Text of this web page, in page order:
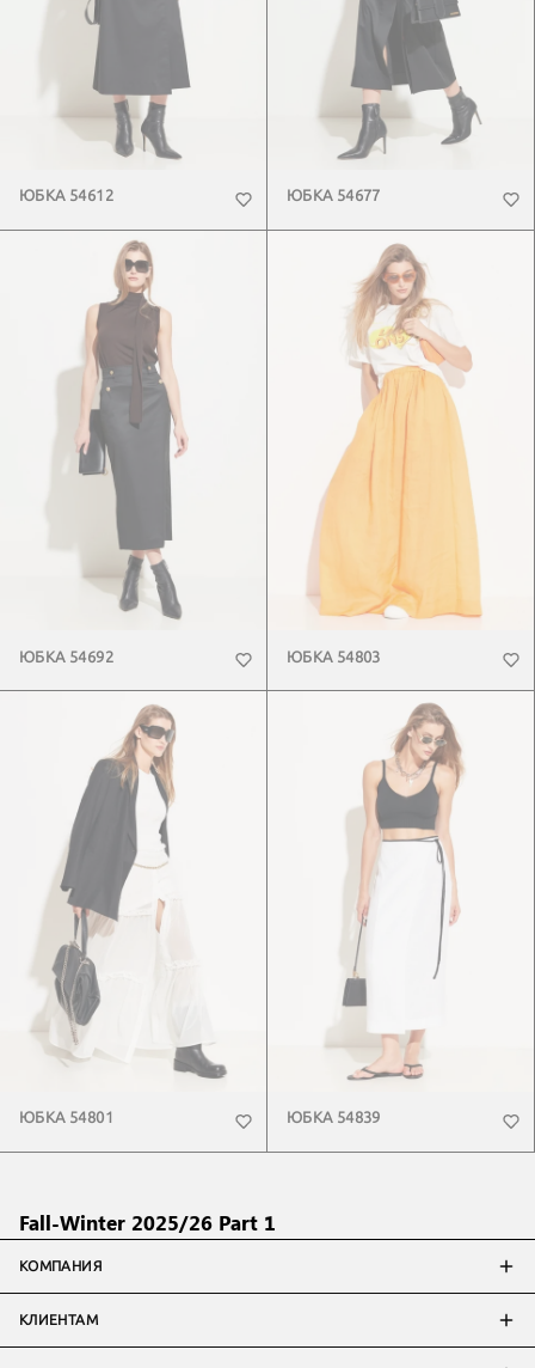
ЮБКА 54612 ЮБКА 54677
ЮБКА 54692 ЮБКА 54803
ЮБКА 54801 ЮБКА 54839
Fall-Winter 2025/26 Part 1
КОМПАНИЯ
КЛИЕНТАМ